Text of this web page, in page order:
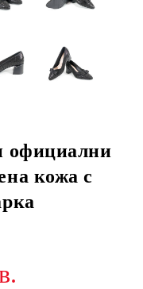
официални
кожа с